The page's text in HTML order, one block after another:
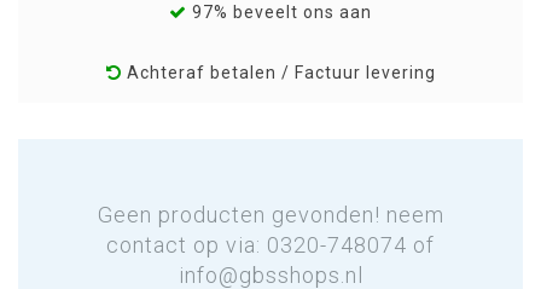
97% beveelt ons aan
Achteraf betalen / Factuur levering
Geen producten gevonden! neem
contact op via: 0320-748074 of
info@gbsshops.nl